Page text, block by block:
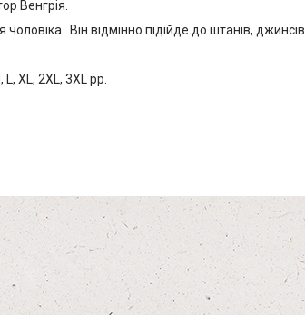
Венгрія.
Він відмінно підійде до штанів, джинсів.
XL, 2XL, 3XL рр.